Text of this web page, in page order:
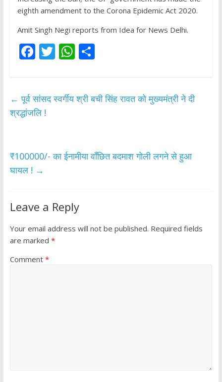
eighth amendment to the Corona Epidemic Act 2020.
Amit Singh Negi reports from Idea for News Delhi.
F
b
o
T
er
W
s
p
S
e
← पूर्व सांसद स्वर्गीय श्री बची सिंह रावत को मुख्यमंत्री ने दी
श्रद्धांजलि !
₹100000/- का ईनामीया वाँछित बदमाश गोली लगने से हुआ
घायल ! →
Leave a Reply
Your email address will not be published. Required fields
are marked *
Comment *